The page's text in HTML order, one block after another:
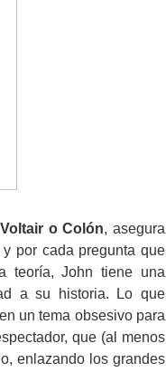
o Colón, asegura
y por cada pregunta que
teoría, John tiene una
a su historia. Lo que
un tema obsesivo para
que (al menos
enlazando los grandes